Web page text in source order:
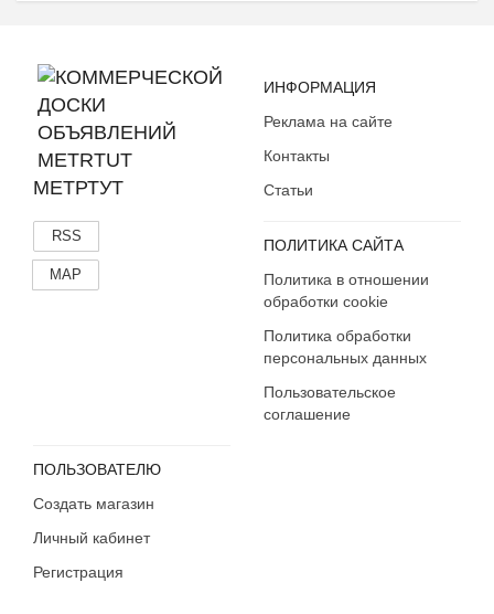
МЕТРТУТ
RSS
MAP
ИНФОРМАЦИЯ
Реклама на сайте
Контакты
Статьи
ПОЛИТИКА САЙТА
Политика в отношении
обработки cookie
Политика обработки
персональных данных
Пользовательское
соглашение
ПОЛЬЗОВАТЕЛЮ
Создать магазин
Личный кабинет
Регистрация